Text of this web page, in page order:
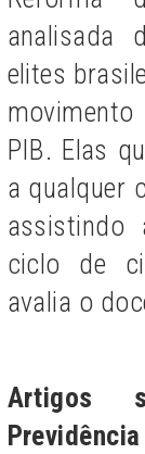
analisada
elites
PIB. Elas
a qualquer
ciclo de
avalia o
Artigos
Previdência